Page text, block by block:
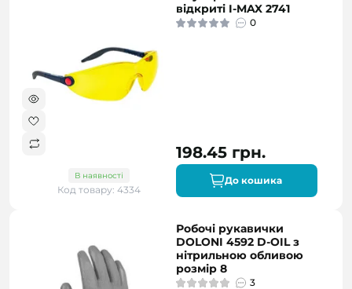
В наявності
Код товару: 4334
відкриті I-MAX 2741
0
198.45 грн.
До кошика
Робочі рукавички
DOLONI 4592 D-OIL з
нітрильною обливою
розмір 8
3